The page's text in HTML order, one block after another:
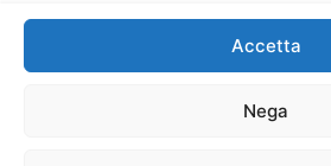
Accetta
Nega
P.IVA:
Mercurio Comunicazione
iscritta al Registro degli Operatori